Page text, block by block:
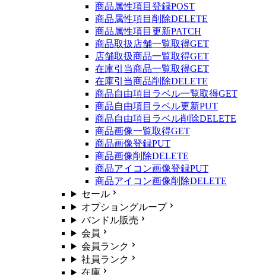
商品属性項目登録POST
商品属性項目削除DELETE
商品属性項目更新PATCH
商品取扱店舗一覧取得GET
店舗取扱商品一覧取得GET
在庫引当商品一覧取得GET
在庫引当商品削除DELETE
商品自由項目ラベル一覧取得GET
商品自由項目ラベル更新PUT
商品自由項目ラベル削除DELETE
商品画像一覧取得GET
商品画像登録PUT
商品画像削除DELETE
商品アイコン画像登録PUT
商品アイコン画像削除DELETE
セール
オプショングループ
バンドル販売
会員
会員ランク
社員ランク
在庫